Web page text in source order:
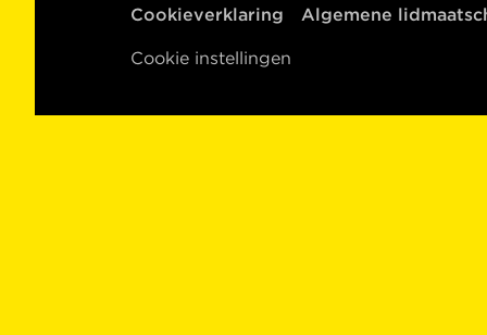
Cookieverklaring Algemene
Cookie instellingen